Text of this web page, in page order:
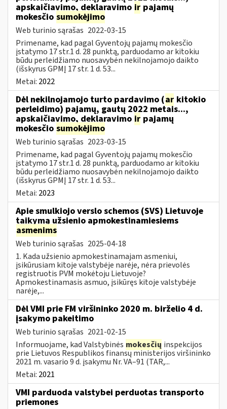
apskaičiavimo, deklaravimo ir pajamų
mokesčio sumokėjimo
Web turinio sąrašas 2022-03-15
Primename, kad pagal Gyventojų pajamų mokesčio
įstatymo 17 str.1 d. 28 punktą, parduodamo ar kitokiu
būdu perleidžiamo nuosavybėn nekilnojamojo daikto
(išskyrus GPMĮ 17 str. 1 d. 53...
Metai: 2022
Dėl nekilnojamojo turto pardavimo (ar kitokio
perleidimo) pajamų, gautų 2022 metais...,
apskaičiavimo, deklaravimo ir pajamų
mokesčio sumokėjimo
Web turinio sąrašas 2023-03-15
Primename, kad pagal Gyventojų pajamų mokesčio
įstatymo 17 str.1 d. 28 punktą, parduodamo ar kitokiu
būdu perleidžiamo nuosavybėn nekilnojamojo daikto
(išskyrus GPMĮ 17 str. 1 d. 53...
Metai: 2023
Apie smulkiojo verslo schemos (SVS) Lietuvoje
taikymą užsienio apmokestinamiesiems
asmenims
Web turinio sąrašas 2025-04-18
1. Kada užsienio apmokestinamajam asmeniui,
įsikūrusiam kitoje valstybėje narėje, nėra prievolės
registruotis PVM mokėtoju Lietuvoje?
Apmokestinamasis asmuo, įsikūręs kitoje valstybėje
narėje,...
Dėl VMI prie FM viršininko 2020 m. birželio 4 d.
įsakymo pakeitimo
Web turinio sąrašas 2021-02-15
Informuojame, kad Valstybinės mokesčių inspekcijos
prie Lietuvos Respublikos finansų ministerijos viršininko
2021 m. vasario 9 d. įsakymu Nr. VA–91 (TAR,...
Metai: 2021
VMI parduoda valstybei perduotas transporto
priemones